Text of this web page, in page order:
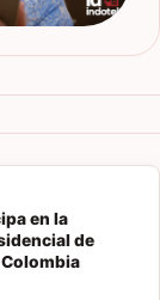
en la
de